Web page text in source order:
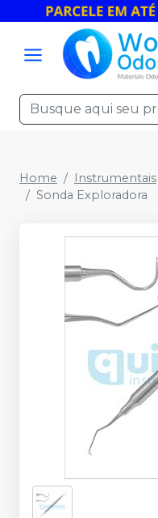
Home Instrumentais
Sonda Exploradora